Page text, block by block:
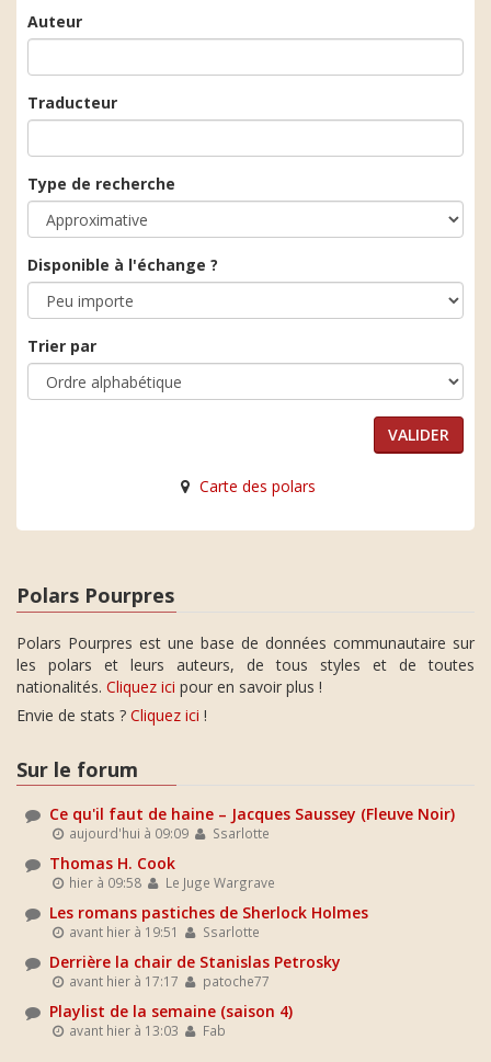
Auteur
Traducteur
Type de recherche
Disponible à l'échange ?
Trier par
Carte des polars
Polars Pourpres
Polars Pourpres est une base de données communautaire sur
les polars et leurs auteurs, de tous styles et de toutes
nationalités. Cliquez ici pour en savoir plus !
Envie de stats ? Cliquez ici !
Sur le forum
Ce qu'il faut de haine – Jacques Saussey (Fleuve Noir)
aujourd'hui à 09:09 Ssarlotte
Thomas H. Cook
hier à 09:58 Le Juge Wargrave
Les romans pastiches de Sherlock Holmes
avant hier à 19:51 Ssarlotte
Derrière la chair de Stanislas Petrosky
avant hier à 17:17 patoche77
Playlist de la semaine (saison 4)
avant hier à 13:03 Fab